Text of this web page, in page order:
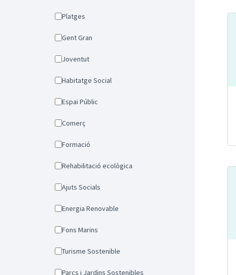
Platges
Gent Gran
Joventut
Habitatge Social
Espai Públic
Comerç
Formació
Rehabilitació ecològica
Ajuts Socials
Energia Renovable
Fons Marins
Turisme Sostenible
Parcs i Jardins Sostenibles